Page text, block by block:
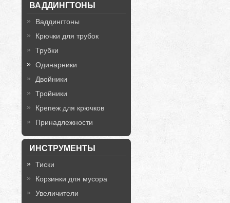
ВАДДИНГТОНЫ
Ваддингтоны
Крючки для трубок
Трубки
Одинарники
Двойники
Тройники
Крепеж для крючков
Принадлежности
ИНСТРУМЕНТЫ
Тиски
Корзинки для мусора
Увеличители